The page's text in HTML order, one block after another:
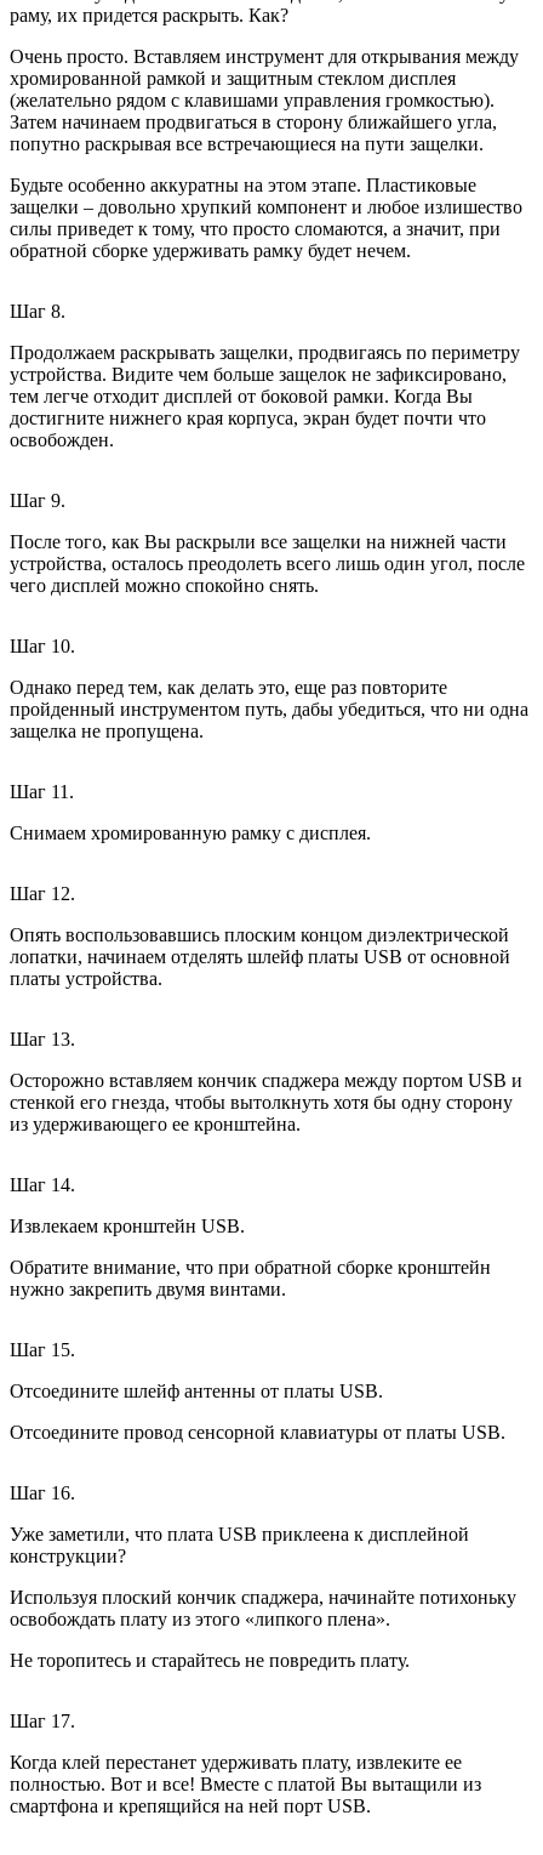
раму, их придется раскрыть. Как?
Очень просто. Вставляем инструмент для открывания между
хромированной рамкой и защитным стеклом дисплея
(желательно рядом с клавишами управления громкостью).
Затем начинаем продвигаться в сторону ближайшего угла,
попутно раскрывая все встречающиеся на пути защелки.
Будьте особенно аккуратны на этом этапе. Пластиковые
защелки – довольно хрупкий компонент и любое излишество
силы приведет к тому, что просто сломаются, а значит, при
обратной сборке удерживать рамку будет нечем.
Шаг 8.
Продолжаем раскрывать защелки, продвигаясь по периметру
устройства. Видите чем больше защелок не зафиксировано,
тем легче отходит дисплей от боковой рамки. Когда Вы
достигните нижнего края корпуса, экран будет почти что
освобожден.
Шаг 9.
После того, как Вы раскрыли все защелки на нижней части
устройства, осталось преодолеть всего лишь один угол, после
чего дисплей можно спокойно снять.
Шаг 10.
Однако перед тем, как делать это, еще раз повторите
пройденный инструментом путь, дабы убедиться, что ни одна
защелка не пропущена.
Шаг 11.
Снимаем хромированную рамку с дисплея.
Шаг 12.
Опять воспользовавшись плоским концом диэлектрической
лопатки, начинаем отделять шлейф платы USB от основной
платы устройства.
Шаг 13.
Осторожно вставляем кончик спаджера между портом USB и
стенкой его гнезда, чтобы вытолкнуть хотя бы одну сторону
из удерживающего ее кронштейна.
Шаг 14.
Извлекаем кронштейн USB.
Обратите внимание, что при обратной сборке кронштейн
нужно закрепить двумя винтами.
Шаг 15.
Отсоедините шлейф антенны от платы USB.
Отсоедините провод сенсорной клавиатуры от платы USB.
Шаг 16.
Уже заметили, что плата USB приклеена к дисплейной
конструкции?
Используя плоский кончик спаджера, начинайте потихоньку
освобождать плату из этого «липкого плена».
Не торопитесь и старайтесь не повредить плату.
Шаг 17.
Когда клей перестанет удерживать плату, извлеките ее
полностью. Вот и все! Вместе с платой Вы вытащили из
смартфона и крепящийся на ней порт USB.